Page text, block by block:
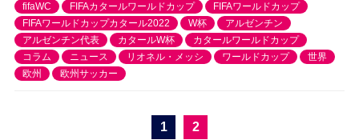
fifaWC FIFAカタールワールドカップ
FIFAワールドカップ
FIFAワールドカップカタール2022
W杯
アルゼンチン
アルゼンチン代表
カタールW杯
カタールワールドカップ
コラム
ニュース リオネル・メッシ ワールドカップ
世界
欧州
欧州サッカー
1 2